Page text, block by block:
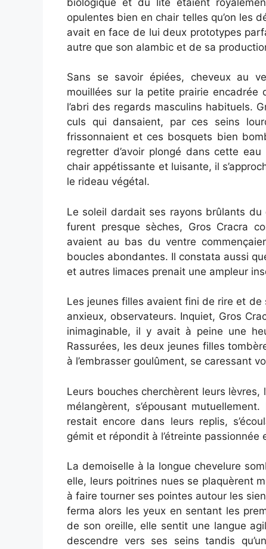
opulentes bien en chair telles qu’on les
avait en face de lui deux prototypes
autre que son alambic et de sa
Sans se savoir épiées, cheveux au
mouillées sur la petite prairie
l’abri des regards masculins habituels.
culs qui dansaient, par ces seins
frissonnaient et ces bosquets bien
regretter d’avoir plongé dans cette
chair appétissante et luisante, il
le rideau végétal.
Le soleil dardait ses rayons brûlants
furent presque sèches, Gros Cracra
avaient au bas du ventre
boucles abondantes. Il constata aussi
et autres limaces prenait une ampleur
Les jeunes filles avaient fini de rire et de
anxieux, observateurs. Inquiet, Gros
inimaginable, il y avait à peine une
Rassurées, les deux jeunes filles
à l’embrasser goulûment, se caressant
Leurs bouches cherchèrent leurs
mélangèrent, s’épousant
restait encore dans leurs replis,
gémit et répondit à l’étreinte passionnée
La demoiselle à la longue chevelure
elle, leurs poitrines nues se plaquèrent
à faire tourner ses pointes autour les
ferma alors les yeux en sentant les
de son oreille, elle sentit une langue
descendre vers ses seins tandis